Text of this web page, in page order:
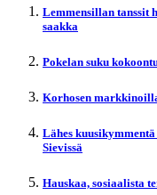
Lemmensillan tanssit
saakka
Pokelan suku
Korhosen
Lähes
Sievissä
Hauskaa, sosiaalista